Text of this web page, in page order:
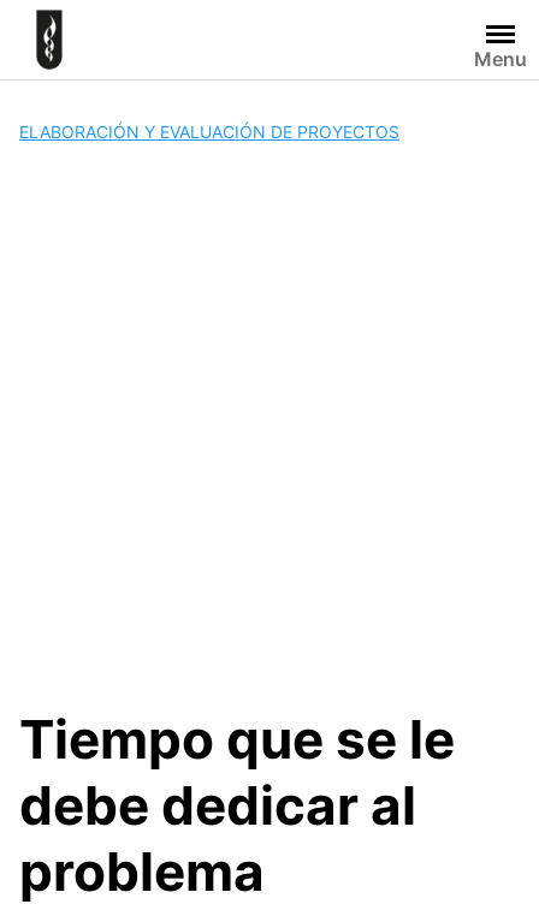
Skip
content
Menu
ELABORACIÓN Y EVALUACIÓN DE PROYECTOS
Tiempo que se le
debe dedicar al
problema